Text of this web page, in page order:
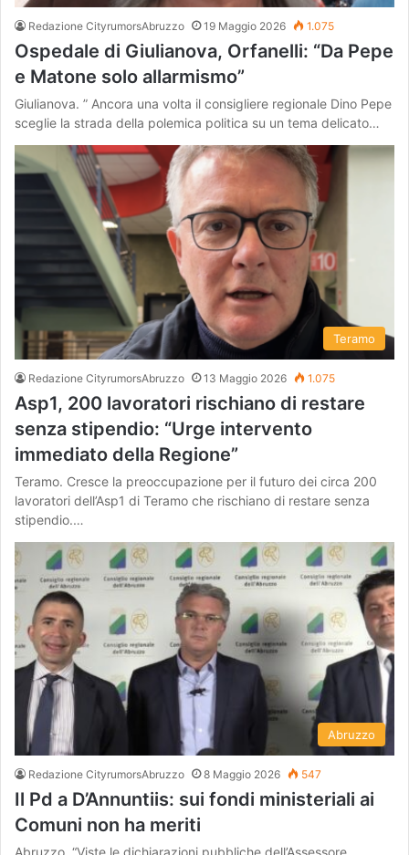
Redazione CityrumorsAbruzzo 19 Maggio 2026 1.075
Ospedale di Giulianova, Orfanelli: “Da Pepe
e Matone solo allarmismo”
Giulianova. ” Ancora una volta il consigliere regionale Dino Pepe
sceglie la strada della polemica politica su un tema delicato…
Teramo
Redazione CityrumorsAbruzzo 13 Maggio 2026 1.075
Asp1, 200 lavoratori rischiano di restare
senza stipendio: “Urge intervento
immediato della Regione”
Teramo. Cresce la preoccupazione per il futuro dei circa 200
lavoratori dell’Asp1 di Teramo che rischiano di restare senza
stipendio.…
Abruzzo
Redazione CityrumorsAbruzzo 8 Maggio 2026 547
Il Pd a D’Annuntiis: sui fondi ministeriali ai
Comuni non ha meriti